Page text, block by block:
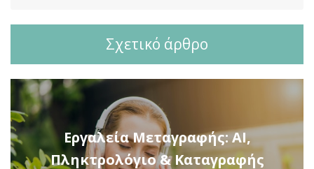
Σχετικό άρθρο
Εργαλεία Μεταγραφής: AI,
Πληκτρολόγιο & Καταγραφής